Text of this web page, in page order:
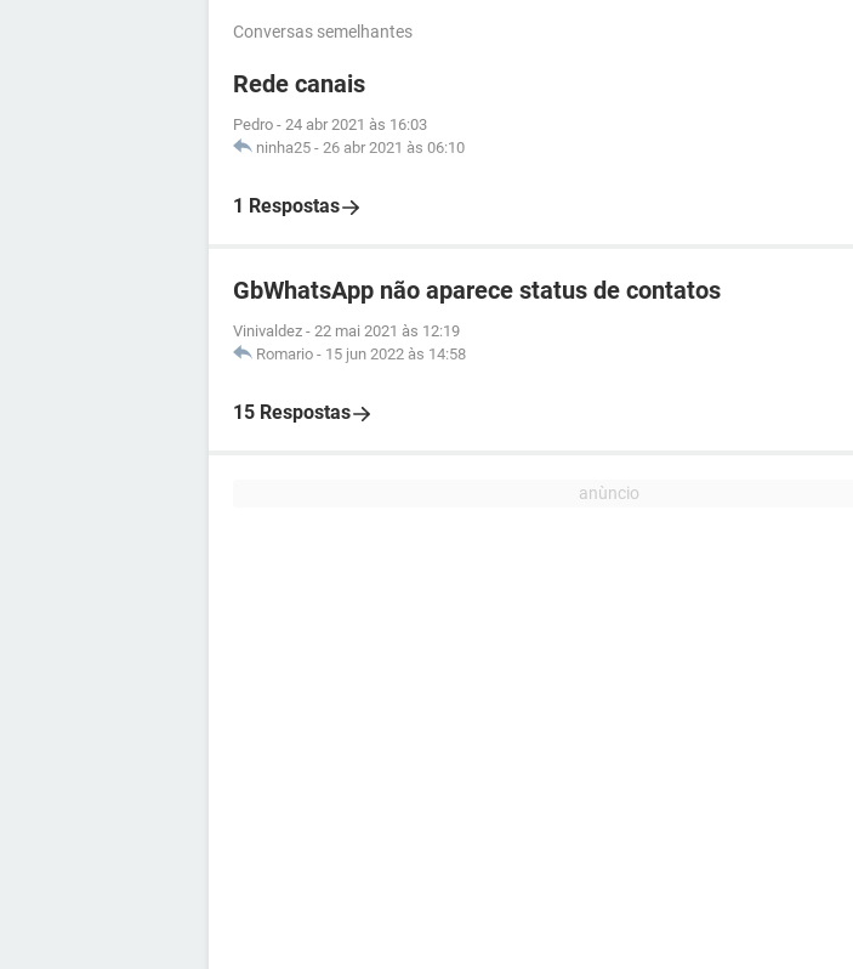
Conversas semelhantes
Rede canais
Pedro - 24 abr 2021 às 16:03
ninha25 - 26 abr 2021 às 06:10
1 Respostas
GbWhatsApp não aparece status de contatos
Vinivaldez - 22 mai 2021 às 12:19
Romario - 15 jun 2022 às 14:58
15 Respostas